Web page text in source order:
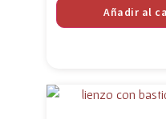
Añadir al